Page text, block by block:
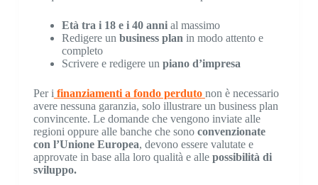
Età tra i 18 e i 40 annial massimo
Redigere un business plan in modo attento e
completo
Scrivere e redigere un piano d’impresa
Per i finanziamenti a fondo perduto non è necessario
avere nessuna garanzia, solo illustrare un business plan
convincente. Le domande che vengono inviate alle
regioni oppure alle banche che sono convenzionate
con l’Unione Europea, devono essere valutate e
approvate in base alla loro qualità e alle possibilità di
sviluppo.